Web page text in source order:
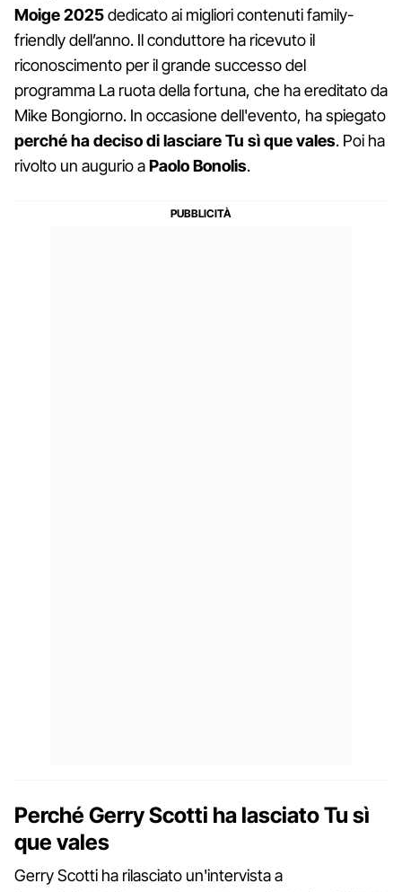
Moige 2025dedicato ai migliori contenuti family-
friendly dell’anno. Il conduttore ha ricevuto il
riconoscimento per il grande successo del
programma La ruota della fortuna, che ha ereditato da
Mike Bongiorno. In occasione dell'evento, ha spiegato
perché ha deciso di lasciare Tu sì que vales. Poi ha
rivolto un augurio aPaolo Bonolis.
Perché Gerry Scotti ha lasciato Tu sì
que vales
Gerry Scotti ha rilasciato un'intervista a